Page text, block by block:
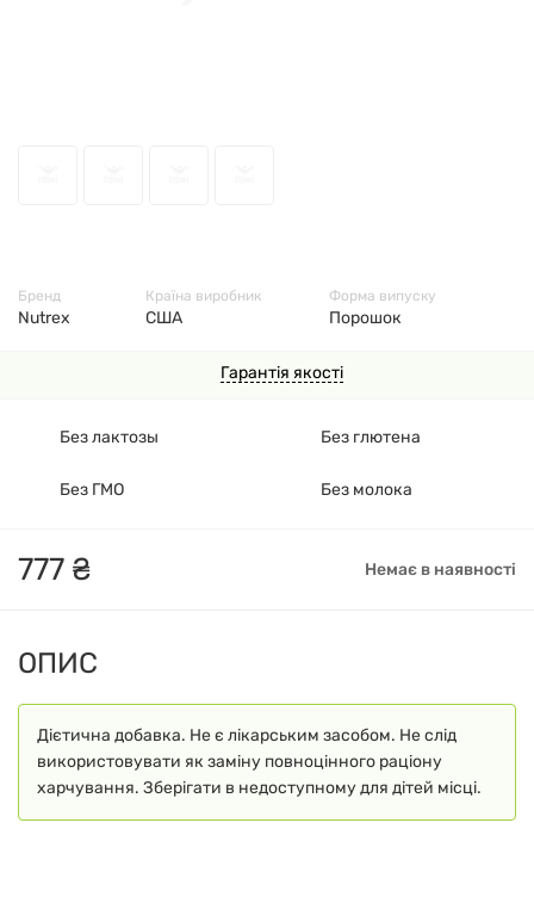
Гарантія якості
777 ₴ Немає в наявності
Без лактозы Без глютена
Без ГМО Без молока
Бренд
Nutrex
Країна виробник
США
Форма випуску
Порошок
ОПИС
Дієтична добавка. Не є лікарським засобом. Не слід
використовувати як заміну повноцінного раціону
харчування. Зберігати в недоступному для дітей місці.